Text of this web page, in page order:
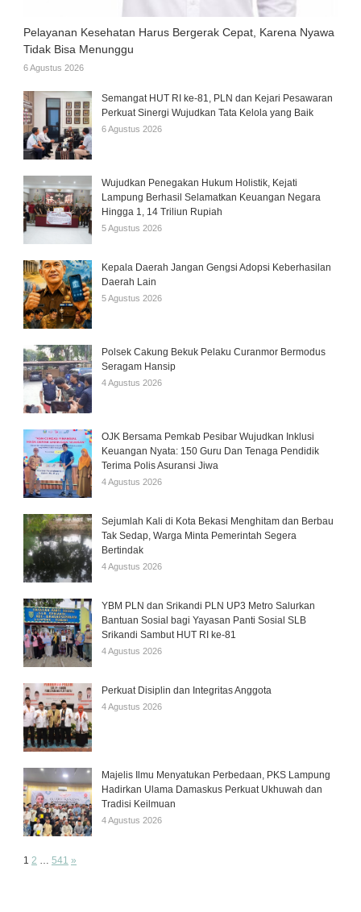
Pelayanan Kesehatan Harus Bergerak Cepat, Karena Nyawa
Tidak Bisa Menunggu
6 Agustus 2026
Semangat HUT RI ke-81, PLN dan Kejari Pesawaran
Perkuat Sinergi Wujudkan Tata Kelola yang Baik
6 Agustus 2026
Wujudkan Penegakan Hukum Holistik, Kejati
Lampung Berhasil Selamatkan Keuangan Negara
Hingga 1, 14 Triliun Rupiah
5 Agustus 2026
Kepala Daerah Jangan Gengsi Adopsi Keberhasilan
Daerah Lain
5 Agustus 2026
Polsek Cakung Bekuk Pelaku Curanmor Bermodus
Seragam Hansip
4 Agustus 2026
OJK Bersama Pemkab Pesibar Wujudkan Inklusi
Keuangan Nyata: 150 Guru Dan Tenaga Pendidik
Terima Polis Asuransi Jiwa
4 Agustus 2026
Sejumlah Kali di Kota Bekasi Menghitam dan Berbau
Tak Sedap, Warga Minta Pemerintah Segera
Bertindak
4 Agustus 2026
YBM PLN dan Srikandi PLN UP3 Metro Salurkan
Bantuan Sosial bagi Yayasan Panti Sosial SLB
Srikandi Sambut HUT RI ke-81
4 Agustus 2026
Perkuat Disiplin dan Integritas Anggota
4 Agustus 2026
Majelis Ilmu Menyatukan Perbedaan, PKS Lampung
Hadirkan Ulama Damaskus Perkuat Ukhuwah dan
Tradisi Keilmuan
4 Agustus 2026
Page:
1 2 541 Next
»